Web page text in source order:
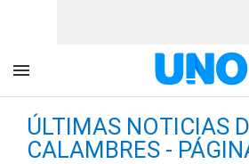
ÚLTIMAS NOTICIAS
CALAMBRES -